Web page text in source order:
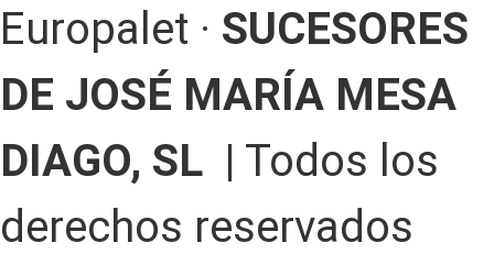
Europalet · SUCESORES
DE JOSÉ MARÍA MESA
DIAGO, SL | Todos los
derechos reservados